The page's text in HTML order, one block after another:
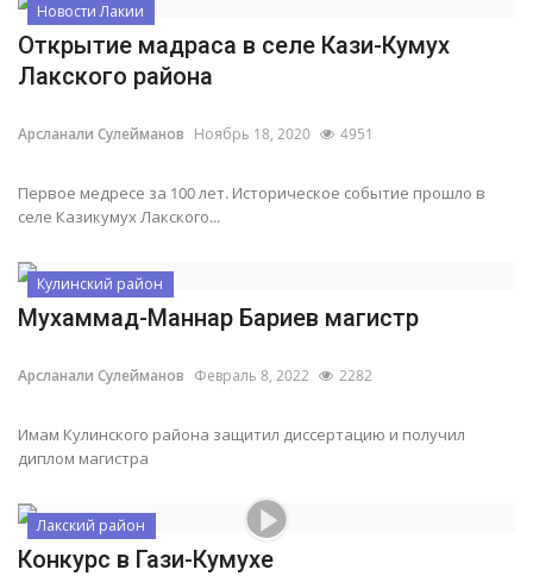
Новости Лакии
Открытие мадраса в селе Кази-Кумух
Лакского района
Арсланали Сулейманов Ноябрь 18, 2020 4951
Первое медресе за 100 лет. Историческое событие прошло в
селе Казикумух Лакского...
Кулинский район
Мухаммад-Маннар Бариев магистр
Арсланали Сулейманов Февраль 8, 2022 2282
Имам Кулинского района защитил диссертацию и получил
диплом магистра
Лакский район
Конкурс в Гази-Кумухе